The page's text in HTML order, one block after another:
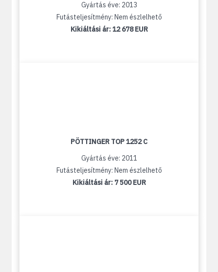
Gyártás éve: 2013
Futásteljesítmény: Nem észlelhető
Kikiáltási ár:12 678 EUR
PÖTTINGER TOP 1252 C
Gyártás éve: 2011
Futásteljesítmény: Nem észlelhető
Kikiáltási ár: 7 500 EUR